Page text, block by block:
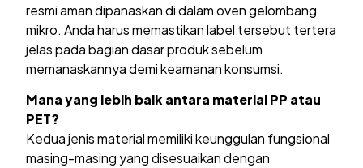
resmi aman dipanaskan di dalam oven gelombang
mikro. Anda harus memastikan label tersebut tertera
jelas pada bagian dasar produk sebelum
memanaskannya demi keamanan konsumsi.
Mana yang lebih baik antara material PP atau
PET?
Kedua jenis material memiliki keunggulan fungsional
masing-masing yang disesuaikan dengan